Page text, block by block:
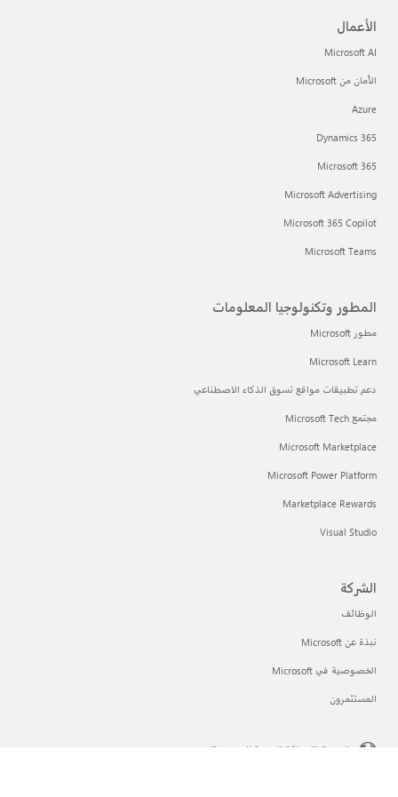
الأعمال
Microsoft AI
الأمان من Microsoft
Azure
Dynamics 365
Microsoft 365
Microsoft Advertising
Microsoft 365 Copilot
Microsoft Teams
المطور وتكنولوجيا المعلومات
مطور Microsoft
Microsoft Learn
دعم تطبيقات مواقع تسوق الذكاء الاصطناعي
مجتمع Microsoft Tech
Microsoft Marketplace
Microsoft Power Platform
Marketplace Rewards
Visual Studio
الشركة
الوظائف
نبذة عن Microsoft
الخصوصية في Microsoft
المستثمرون
العربية (المملكة العربية السعودية)